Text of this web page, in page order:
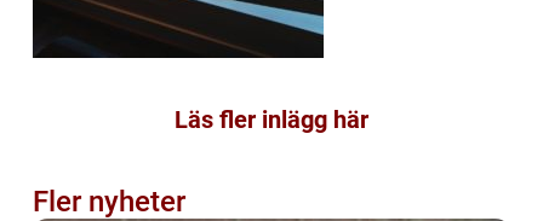
Läs fler inlägg här
Fler nyheter